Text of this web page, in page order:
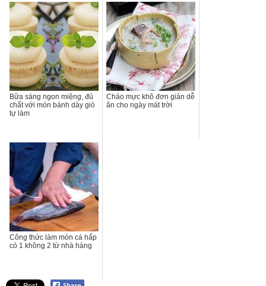
Bữa sáng ngon miệng, đủ
chất với món bánh dày giò
tự làm
Cháo mực khô đơn giản dễ
ăn cho ngày mát trời
Công thức làm món cá hấp
có 1 không 2 từ nhà hàng